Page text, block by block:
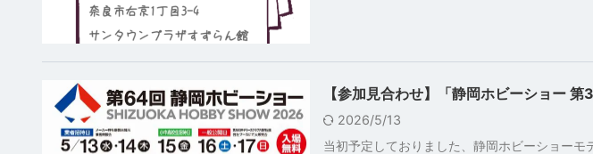
【参加見合わせ】「静岡ホビーショー
2026/5/13
当初予定しておりました、静岡ホビーショー